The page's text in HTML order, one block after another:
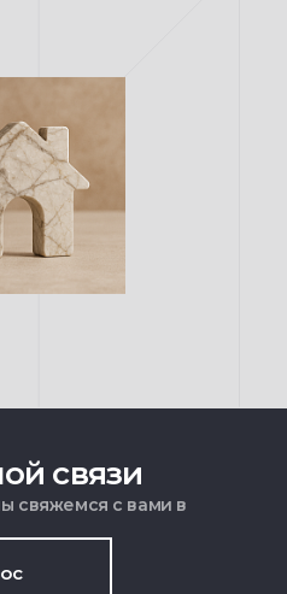
связи
свяжемся с вами в